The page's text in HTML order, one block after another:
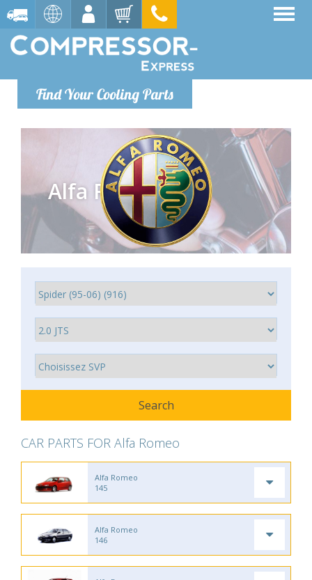
Find Your Cooling Parts
Alfa Romeo
CAR PARTS FOR Alfa Romeo
Alfa Romeo
145
Alfa Romeo
146